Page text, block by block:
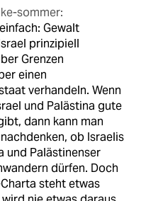
sommer:
Gewalt
prinzipiell
Grenzen
einen
verhandeln. Wenn
und Palästina gute
dann kann man
ob Israelis
und Palästinenser
dürfen. Doch
steht etwas